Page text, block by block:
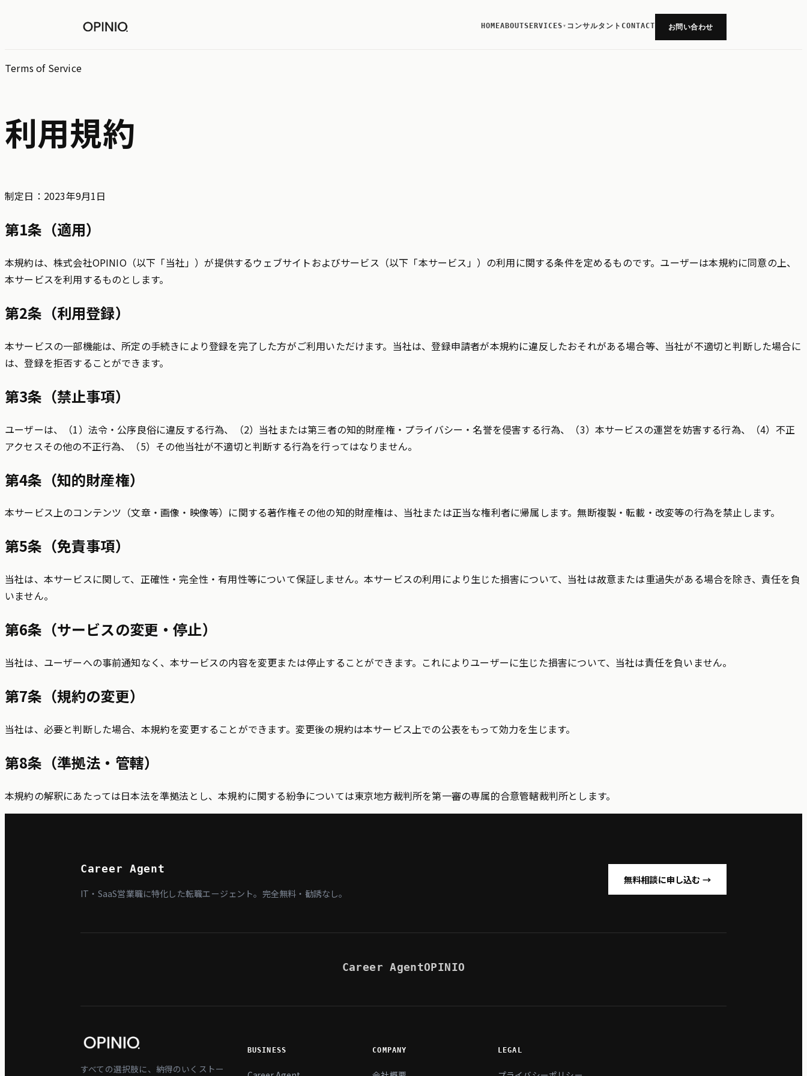
HOMEABOUTSERVICES▾ コンサルタント CONTACT お問い合わせ
Terms of Service
利用規約
制定日：2023年9月1日
第1条（適用）
本規約は、株式会社OPINIO（以下「当社」）が提供するウェブサイトおよびサービス（以下「本サービス」）の利用に関する条件を定めるものです。ユーザーは本規約に同意の上、
本サービスを利用するものとします。
第2条（利用登録）
本サービスの一部機能は、所定の手続きにより登録を完了した方がご利用いただけます。当社は、登録申請者が本規約に違反したおそれがある場合等、当社が不適切と判断した場合に
は、登録を拒否することができます。
第3条（禁止事項）
ユーザーは、（1）法令・公序良俗に違反する行為、（2）当社または第三者の知的財産権・プライバシー・名誉を侵害する行為、（3）本サービスの運営を妨害する行為、（4）不正
アクセスその他の不正行為、（5）その他当社が不適切と判断する行為を行ってはなりません。
第4条（知的財産権）
本サービス上のコンテンツ（文章・画像・映像等）に関する著作権その他の知的財産権は、当社または正当な権利者に帰属します。無断複製・転載・改変等の行為を禁止します。
第5条（免責事項）
当社は、本サービスに関して、正確性・完全性・有用性等について保証しません。本サービスの利用により生じた損害について、当社は故意または重過失がある場合を除き、責任を負
いません。
第6条（サービスの変更・停止）
当社は、ユーザーへの事前通知なく、本サービスの内容を変更または停止することができます。これによりユーザーに生じた損害について、当社は責任を負いません。
第7条（規約の変更）
当社は、必要と判断した場合、本規約を変更することができます。変更後の規約は本サービス上での公表をもって効力を生じます。
第8条（準拠法・管轄）
本規約の解釈にあたっては日本法を準拠法とし、本規約に関する紛争については東京地方裁判所を第一審の専属的合意管轄裁判所とします。
Career Agent
IT・SaaS営業職に特化した転職エージェント。完全無料・勧誘なし。
無料相談に申し込む →
Career AgentOPINIO
すべての選択肢に、納得のいくストー
BUSINESS COMPANY LEGAL